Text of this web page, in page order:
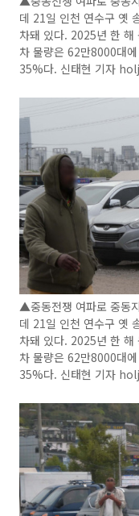
데 21일 인천 연수구 옛
차돼 있다. 2025년 한 해
차 물량은 62만8000대
35%다. 신태현 기자
▲중동전쟁 여파로 중동
데 21일 인천 연수구 옛
차돼 있다. 2025년 한 해
차 물량은 62만8000대
35%다. 신태현 기자